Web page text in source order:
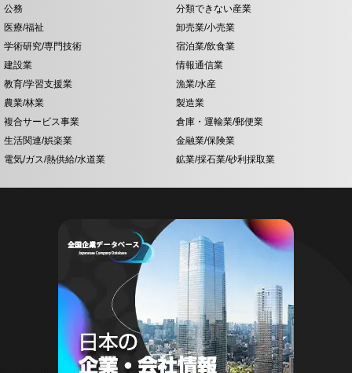
公務
分類できない産業
医療/福祉
卸売業/小売業
学術研究/専門技術
宿泊業/飲食業
建設業
情報通信業
教育/学習支援業
漁業/水産
農業/林業
製造業
複合サービス事業
倉庫・運輸業/郵便業
生活関連/娯楽業
金融業/保険業
電気/ガス/熱供給/水道業
鉱業/採石業/砂利採取業